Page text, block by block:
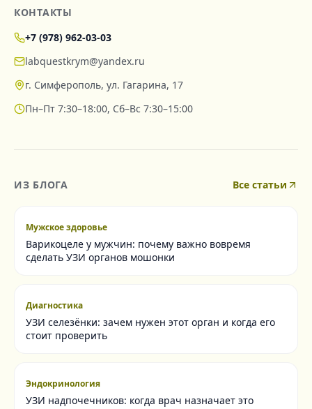
КОНТАКТЫ
+7 (978) 962-03-03
labquestkrym@yandex.ru
г. Симферополь, ул. Гагарина, 17
Пн–Пт 7:30–18:00, Сб–Вс 7:30–15:00
ИЗ БЛОГА Все статьи
Мужское здоровье
Варикоцеле у мужчин: почему важно вовремя
сделать УЗИ органов мошонки
Диагностика
УЗИ селезёнки: зачем нужен этот орган и когда его
стоит проверить
Эндокринология
УЗИ надпочечников: когда врач назначает это